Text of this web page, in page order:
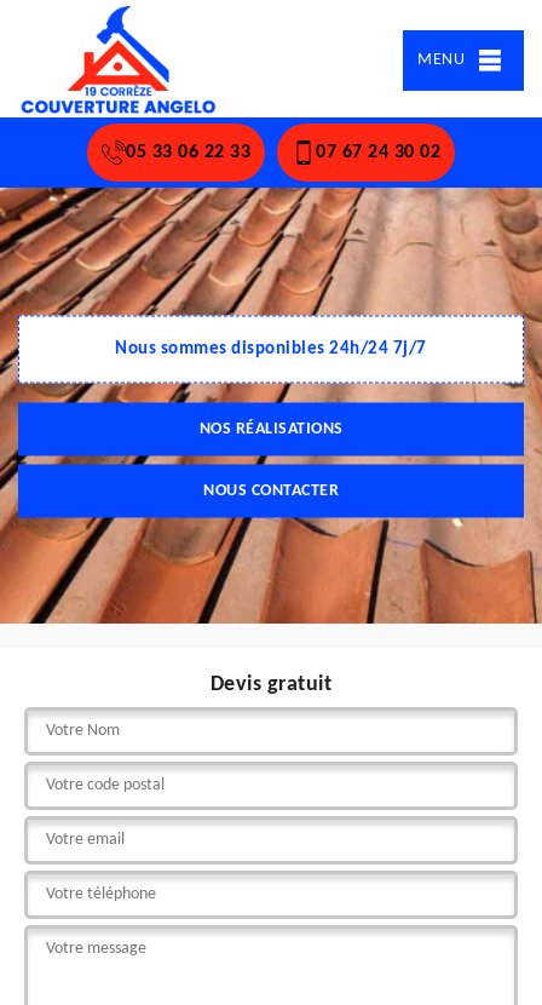
MENU
05 33 06 22 33 07 67 24 30 02
Nous sommes disponibles 24h/24 7j/7
NOS RÉALISATIONS
NOUS CONTACTER
Devis gratuit